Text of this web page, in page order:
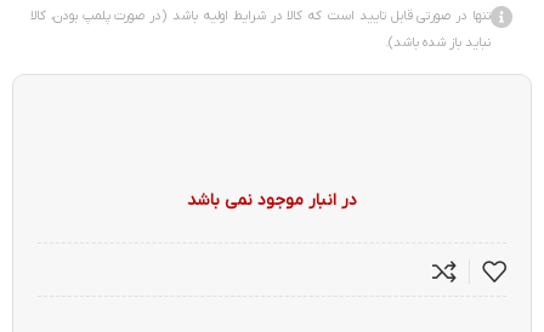
تنها در صورتی قابل تایید است که کالا در شرایط اولیه باشد (در صورت پلمپ بودن، کالا
نباید باز شده باشد).
در انبار موجود نمی باشد